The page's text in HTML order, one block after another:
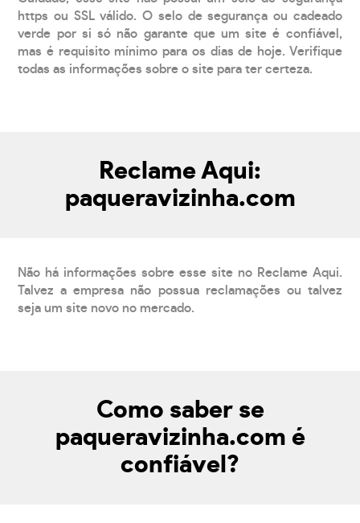
https ou SSL válido. O selo de segurança ou cadeado
verde por si só não garante que um site é confiável,
mas é requisito mínimo para os dias de hoje. Verifique
todas as informações sobre o site para ter certeza.
Reclame Aqui:
paqueravizinha.com
Não há informações sobre esse site no Reclame Aqui.
Talvez a empresa não possua reclamações ou talvez
seja um site novo no mercado.
Como saber se
paqueravizinha.com é
confiável?